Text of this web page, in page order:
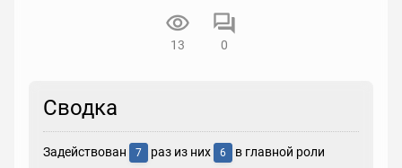
13 0
Сводка
Задействован 7 раз из них 6 в главной роли